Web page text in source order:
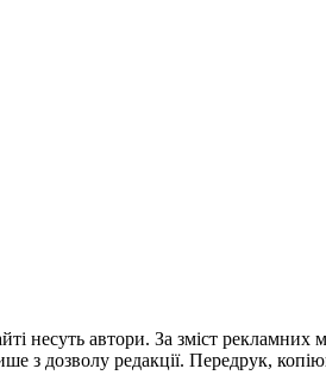
несуть автори. За зміст
з дозволу редакції. Передрук,